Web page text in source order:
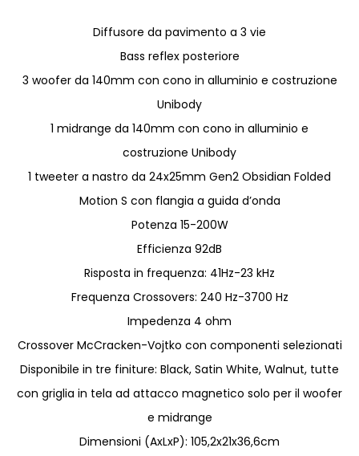
Diffusore da pavimento a 3 vie
Bass reflex posteriore
3 woofer da 140mm con cono in alluminio e costruzione
Unibody
1 midrange da 140mm con cono in alluminio e
costruzione Unibody
1 tweeter a nastro da 24x25mm Gen2 Obsidian Folded
Motion S con flangia a guida d’onda
Potenza 15-200W
Efficienza 92dB
Risposta in frequenza: 41Hz-23 kHz
Frequenza Crossovers: 240 Hz-3700 Hz
Impedenza 4 ohm
Crossover McCracken-Vojtko con componenti selezionati
Disponibile in tre finiture: Black, Satin White, Walnut, tutte
con griglia in tela ad attacco magnetico solo per il woofer
e midrange
Dimensioni (AxLxP): 105,2x21x36,6cm